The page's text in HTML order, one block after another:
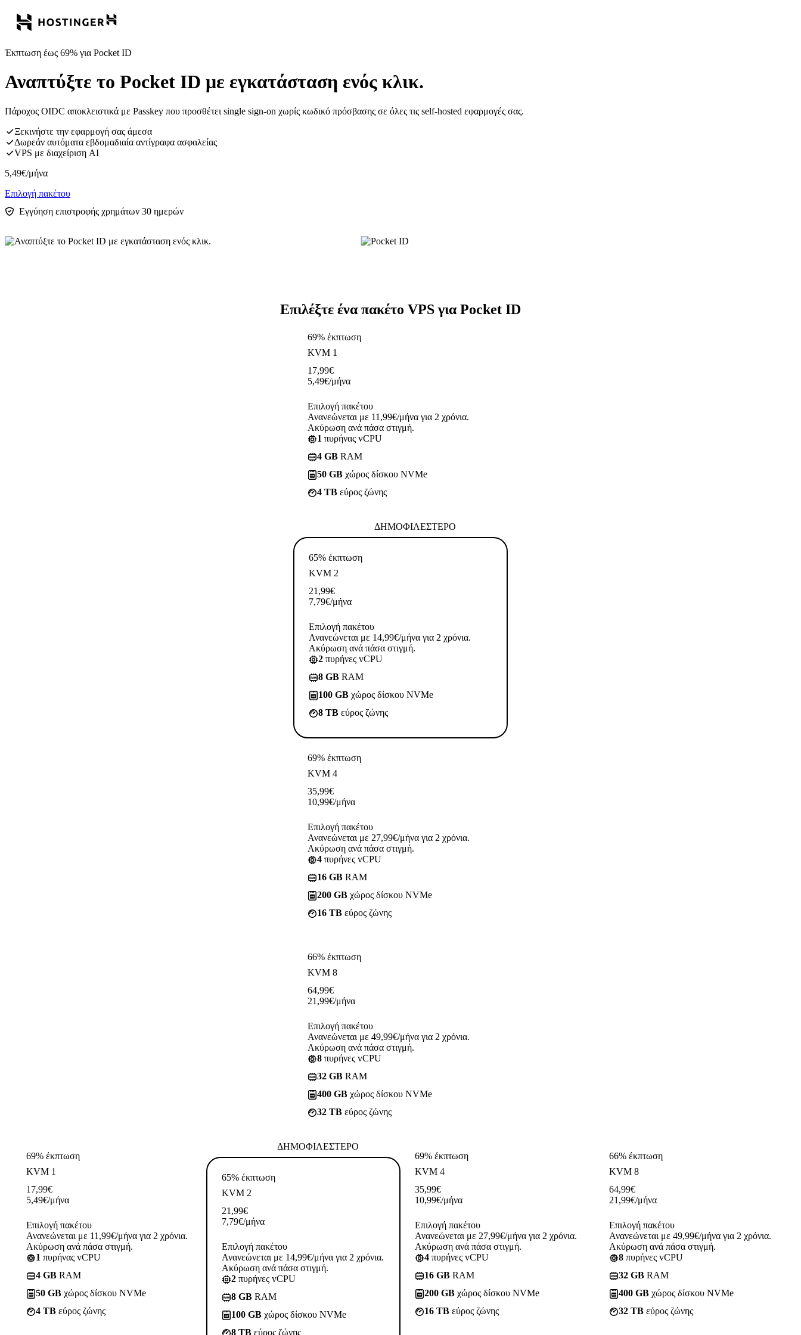
Έκπτωση έως 69% για Pocket ID
Αναπτύξτε το Pocket ID με εγκατάσταση ενός κλικ.
Πάροχος OIDC αποκλειστικά με Passkey που προσθέτει single sign-on χωρίς κωδικό πρόσβασης σε όλες τις self-hosted εφαρμογές σας.
Ξεκινήστε την εφαρμογή σας άμεσα
Δωρεάν αυτόματα εβδομαδιαία αντίγραφα ασφαλείας
VPS με διαχείριση AI
5,49€/μήνα
Επιλογή πακέτου
Εγγύηση επιστροφής χρημάτων 30 ημερών
Επιλέξτε ένα πακέτο VPS για Pocket ID
69% έκπτωση
KVM 1
17,99€
5,49€/μήνα
Επιλογή πακέτου
Ανανεώνεται με 11,99€/μήνα για 2 χρόνια.
Ακύρωση ανά πάσα στιγμή.
1 πυρήνας vCPU
4 GB RAM
50 GB χώρος δίσκου NVMe
4 TB εύρος ζώνης
ΔΗΜΟΦΙΛΈΣΤΕΡΟ
65% έκπτωση
KVM 2
21,99€
7,79€/μήνα
Επιλογή πακέτου
Ανανεώνεται με 14,99€/μήνα για 2 χρόνια.
Ακύρωση ανά πάσα στιγμή.
2 πυρήνες vCPU
8 GB RAM
100 GB χώρος δίσκου NVMe
8 TB εύρος ζώνης
69% έκπτωση
KVM 4
35,99€
10,99€/μήνα
Επιλογή πακέτου
Ανανεώνεται με 27,99€/μήνα για 2 χρόνια.
Ακύρωση ανά πάσα στιγμή.
4 πυρήνες vCPU
16 GB RAM
200 GB χώρος δίσκου NVMe
16 TB εύρος ζώνης
66% έκπτωση
KVM 8
64,99€
21,99€/μήνα
Επιλογή πακέτου
Ανανεώνεται με 49,99€/μήνα για 2 χρόνια.
Ακύρωση ανά πάσα στιγμή.
8 πυρήνες vCPU
32 GB RAM
400 GB χώρος δίσκου NVMe
32 TB εύρος ζώνης
69% έκπτωση
KVM 1
17,99€
5,49€/μήνα
Επιλογή πακέτου
Ανανεώνεται με 11,99€/μήνα για 2 χρόνια.
Ακύρωση ανά πάσα στιγμή.
1 πυρήνας vCPU
4 GB RAM
50 GB χώρος δίσκου NVMe
4 TB εύρος ζώνης
ΔΗΜΟΦΙΛΈΣΤΕΡΟ
65% έκπτωση
KVM 2
21,99€
7,79€/μήνα
Επιλογή πακέτου
Ανανεώνεται με 14,99€/μήνα για 2 χρόνια.
Ακύρωση ανά πάσα στιγμή.
2 πυρήνες vCPU
8 GB RAM
100 GB χώρος δίσκου NVMe
8 TB εύρος ζώνης
69% έκπτωση
KVM 4
35,99€
10,99€/μήνα
Επιλογή πακέτου
Ανανεώνεται με 27,99€/μήνα για 2 χρόνια.
Ακύρωση ανά πάσα στιγμή.
4 πυρήνες vCPU
16 GB RAM
200 GB χώρος δίσκου NVMe
16 TB εύρος ζώνης
66% έκπτωση
KVM 8
64,99€
21,99€/μήνα
Επιλογή πακέτου
Ανανεώνεται με 49,99€/μήνα για 2 χρόνια.
Ακύρωση ανά πάσα στιγμή.
8 πυρήνες vCPU
32 GB RAM
400 GB χώρος δίσκου NVMe
32 TB εύρος ζώνης